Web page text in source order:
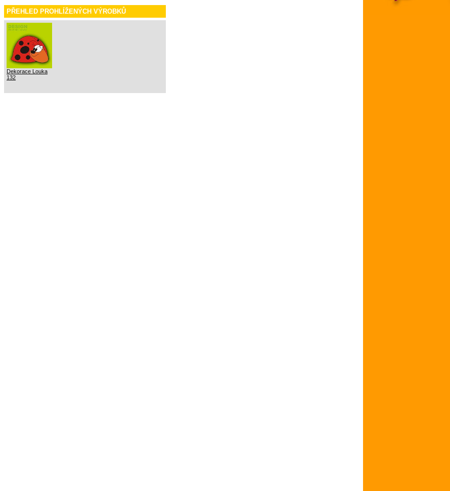
PŘEHLED PROHLÍŽENÝCH VÝROBKŮ
Dekorace Louka
132